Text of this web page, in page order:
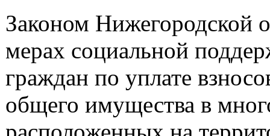
Законом Нижегородской
мерах социальной
граждан по уплате
общего имущества в